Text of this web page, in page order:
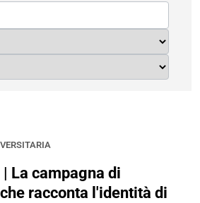
La campagna di
racconta l'identità di